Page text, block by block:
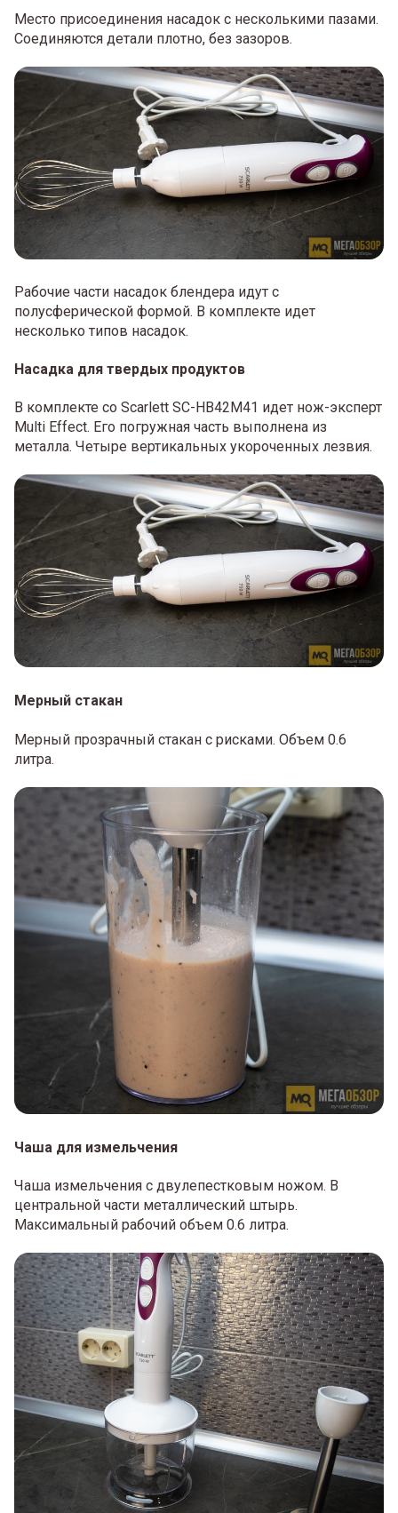
Место присоединения насадок с несколькими пазами.
Соединяются детали плотно, без зазоров.
Рабочие части насадок блендера идут с
полусферической формой. В комплекте идет
несколько типов насадок.
Насадка для твердых продуктов
В комплекте со Scarlett SC-HB42M41 идет нож-эксперт
Multi Effect. Его погружная часть выполнена из
металла. Четыре вертикальных укороченных лезвия.
Мерный стакан
Мерный прозрачный стакан с рисками. Объем 0.6
литра.
Чаша для измельчения
Чаша измельчения с двулепестковым ножом. В
центральной части металлический штырь.
Максимальный рабочий объем 0.6 литра.